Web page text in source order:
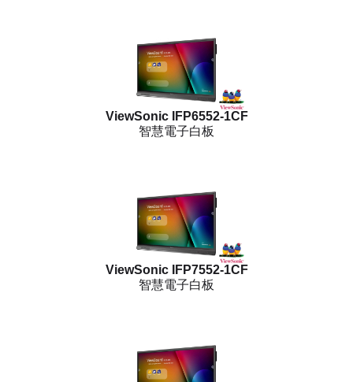
ViewSonic IFP6552-1CF
智慧電子白板
ViewSonic IFP7552-1CF
智慧電子白板